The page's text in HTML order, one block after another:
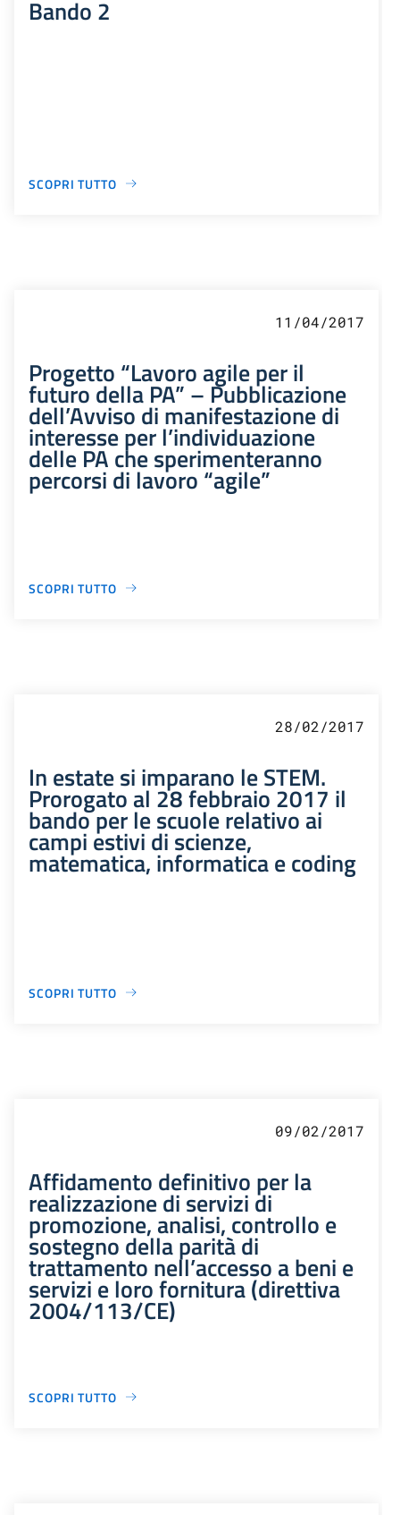
Bando 2
SCOPRI TUTTO
11/04/2017
Progetto “Lavoro agile per il
futuro della PA” – Pubblicazione
dell’Avviso di manifestazione di
interesse per l’individuazione
delle PA che sperimenteranno
percorsi di lavoro “agile”
SCOPRI TUTTO
28/02/2017
In estate si imparano le STEM.
Prorogato al 28 febbraio 2017 il
bando per le scuole relativo ai
campi estivi di scienze,
matematica, informatica e coding
SCOPRI TUTTO
09/02/2017
Affidamento definitivo per la
realizzazione di servizi di
promozione, analisi, controllo e
sostegno della parità di
trattamento nell’accesso a beni e
servizi e loro fornitura (direttiva
2004/113/CE)
SCOPRI TUTTO